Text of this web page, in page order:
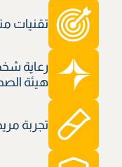
تقنيات
رعاية
هيئة
تجربة